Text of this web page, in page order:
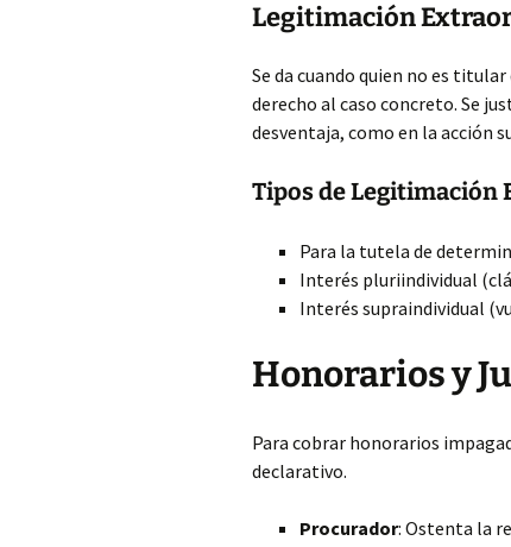
Legitimación
Se da cuando quien no es
derecho al caso concreto. Se
desventaja, como en la acción
Tipos de Legitimación
Para la tutela de
Interés pluriindividual
Interés supraindividual
Honorarios y
Para cobrar honorarios
declarativo.
Procurador: Ostenta la